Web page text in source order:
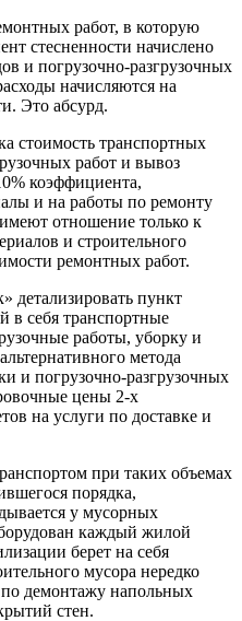
работ, в которую
стесненности начислено
и погрузочно-разгрузочных
начисляются на
Это абсурд.
стоимость транспортных
работ и вывоз
коэффициента,
и на работы по ремонту
отношение только к
и строительного
ремонтных работ.
пункт
в себя транспортные
работы, уборку и
метода
и погрузочно-разгрузочных
цены 2-х
на услуги по доставке и
при таких объемах
порядка,
у мусорных
каждый жилой
берет на себя
мусора нередко
по демонтажу напольных
стен.